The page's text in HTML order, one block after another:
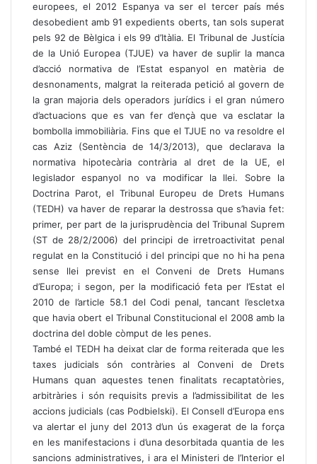
europees, el 2012 Espanya va ser el tercer país més
desobedient amb 91 expedients oberts, tan sols superat
pels 92 de Bèlgica i els 99 d’Itàlia. El Tribunal de Justícia
de la Unió Europea (TJUE) va haver de suplir la manca
d’acció normativa de l’Estat espanyol en matèria de
desnonaments, malgrat la reiterada petició al govern de
la gran majoria dels operadors jurídics i el gran número
d’actuacions que es van fer d’ençà que va esclatar la
bombolla immobiliària. Fins que el TJUE no va resoldre el
cas Aziz (Sentència de 14/3/2013), que declarava la
normativa hipotecària contrària al dret de la UE, el
legislador espanyol no va modificar la llei. Sobre la
Doctrina Parot, el Tribunal Europeu de Drets Humans
(TEDH) va haver de reparar la destrossa que s’havia fet:
primer, per part de la jurisprudència del Tribunal Suprem
(ST de 28/2/2006) del principi de irretroactivitat penal
regulat en la Constitució i del principi que no hi ha pena
sense llei previst en el Conveni de Drets Humans
d’Europa; i segon, per la modificació feta per l’Estat el
2010 de l’article 58.1 del Codi penal, tancant l’escletxa
que havia obert el Tribunal Constitucional el 2008 amb la
doctrina del doble còmput de les penes.
També el TEDH ha deixat clar de forma reiterada que les
taxes judicials són contràries al Conveni de Drets
Humans quan aquestes tenen finalitats recaptatòries,
arbitràries i són requisits previs a l’admissibilitat de les
accions judicials (cas Podbielski). El Consell d’Europa ens
va alertar el juny del 2013 d’un ús exagerat de la força
en les manifestacions i d’una desorbitada quantia de les
sancions administratives, i ara el Ministeri de l’Interior el